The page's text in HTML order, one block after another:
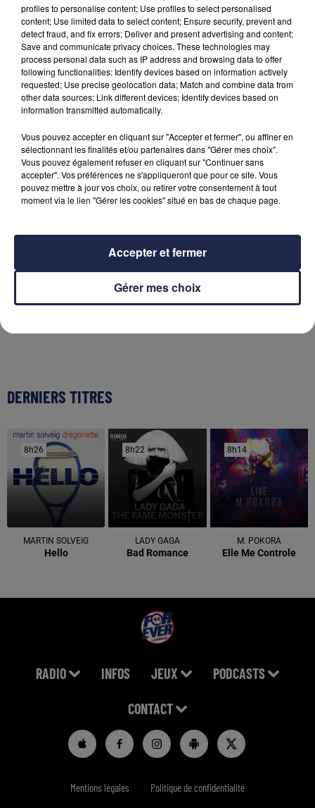
À LA UNE
Incendie de Saumos : une météo nocturne
favorable
30 juillet 2026
29 juillet 2026
Incendies en Gironde : plusieurs reprises de feu
DERNIERS TITRES
8h26
8h26
MARTIN SOLVEIG
Hello
8h22
8h22
LADY GAGA
Bad Romance
8h14
8h14
M. POKORA
Elle Me Controle
RADIO INFOS JEUX PODCASTS
CONTACT
Mentions légales Politique de confidentialité
profiles to personalise content; Use profiles to select personalised
content; Use limited data to select content; Ensure security, prevent and
detect fraud, and fix errors; Deliver and present advertising and content;
Save and communicate privacy choices. These technologies may
process personal data such as IP address and browsing data to offer
following functionalities: Identify devices based on information actively
requested; Use precise geolocation data; Match and combine data from
other data sources; Link different devices; Identify devices based on
information transmitted automatically.
Vous pouvez accepter en cliquant sur "Accepter et fermer", ou affiner en
sélectionnant les finalités et/ou partenaires dans "Gérer mes choix".
Vous pouvez également refuser en cliquant sur "Continuer sans
accepter". Vos préférences ne s'appliqueront que pour ce site. Vous
pouvez mettre à jour vos choix, ou retirer votre consentement à tout
moment via le lien "Gérer les cookies" situé en bas de chaque page.
Gérer mes choix
Accepter et fermer